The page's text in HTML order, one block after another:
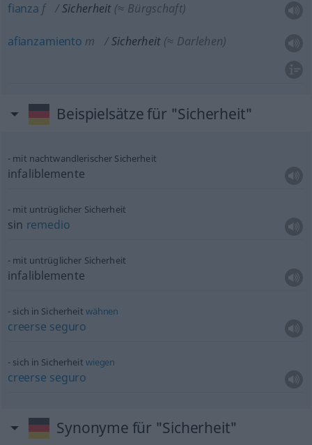
fianza f Sicherheit (≈ Bürgschaft)
afianzamiento m Sicherheit (≈ Darlehen)
Beispielsätze für "Sicherheit"
mit nachtwandlerischer Sicherheit
infaliblemente
mit untrüglicher Sicherheit
sin remedio
mit untrüglicher Sicherheit
infaliblemente
sich in Sicherheit wähnen
creerse seguro
sich in Sicherheit wiegen
creerse seguro
Synonyme für "Sicherheit"